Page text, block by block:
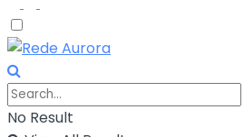
No Result